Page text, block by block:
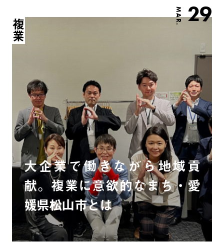
MAR. 29
複業
大企業で働きながら地域貢
献。複業に意欲的なまち・愛
媛県松山市とは